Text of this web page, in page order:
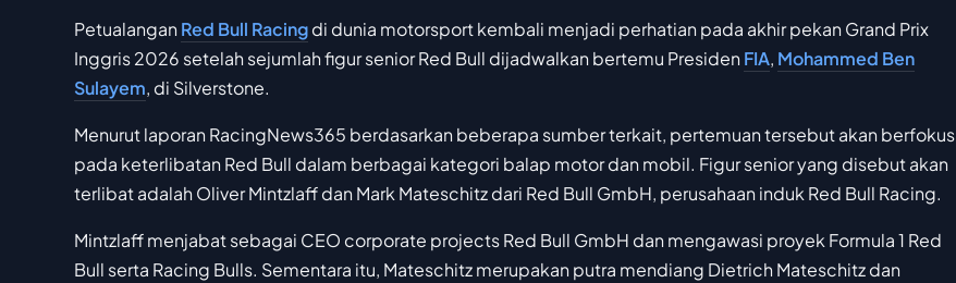
PetualanganRed Bull Racingdi dunia motorsport kembali menjadi perhatian pada akhir pekan Grand Prix
Inggris 2026 setelah sejumlah figur senior Red Bull dijadwalkan bertemu PresidenFIA, Mohammed Ben
Sulayem, di Silverstone.
Menurut laporan RacingNews365 berdasarkan beberapa sumber terkait, pertemuan tersebut akan berfokus
pada keterlibatan Red Bull dalam berbagai kategori balap motor dan mobil. Figur senior yang disebut akan
terlibat adalah Oliver Mintzlaff dan Mark Mateschitz dari Red Bull GmbH, perusahaan induk Red Bull Racing.
Mintzlaff menjabat sebagai CEO corporate projects Red Bull GmbH dan mengawasi proyek Formula 1 Red
Bull serta Racing Bulls. Sementara itu, Mateschitz merupakan putra mendiang Dietrich Mateschitz dan